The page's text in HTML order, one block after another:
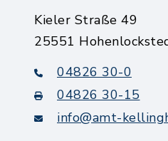
Kieler Straße 49
25551
04826 30-0
04826 30-15
info@amt-